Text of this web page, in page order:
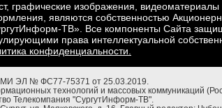
графические изображения,
являются собственностью
ТВ». Все компоненты Сайта
права интеллектуальной
конфиденциальности.
ЭЛ № ФС77-75371 от 25.03.2019.
технологий и массовых коммуникаций
Телекомпания "СургутИнформ-ТВ".